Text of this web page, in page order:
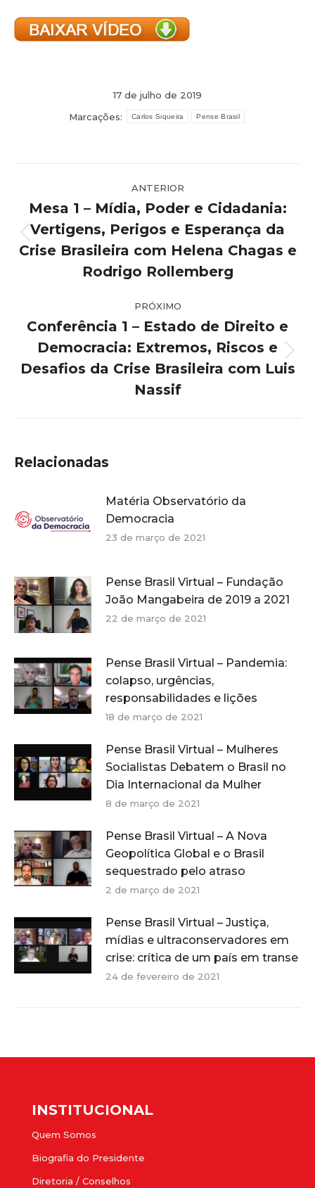
17 de julho de 2019
Marcações:
Carlos Siqueira Pense Brasil
de
post:
ANTERIOR
anterior:
Mesa 1 – Mídia, Poder e Cidadania:
Vertigens, Perigos e Esperança da
Crise Brasileira com Helena Chagas e
Rodrigo Rollemberg
PRÓXIMO
post:
Conferência 1 – Estado de Direito e
Democracia: Extremos, Riscos e
Desafios da Crise Brasileira com Luis
Nassif
Relacionadas
Matéria Observatório da
Democracia
23 de março de 2021
Pense Brasil Virtual – Fundação
João Mangabeira de 2019 a 2021
22 de março de 2021
Pense Brasil Virtual – Pandemia:
colapso, urgências,
responsabilidades e lições
18 de março de 2021
Pense Brasil Virtual – Mulheres
Socialistas Debatem o Brasil no
Dia Internacional da Mulher
8 de março de 2021
Pense Brasil Virtual – A Nova
Geopolítica Global e o Brasil
sequestrado pelo atraso
2 de março de 2021
Pense Brasil Virtual – Justiça,
mídias e ultraconservadores em
crise: crítica de um país em transe
24 de fevereiro de 2021
INSTITUCIONAL
Quem Somos
Biografia do Presidente
Diretoria / Conselhos